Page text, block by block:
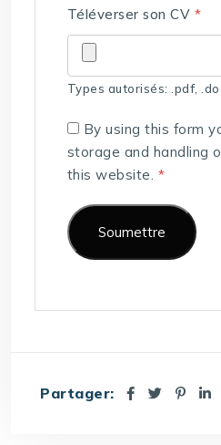
Téléverser son CV *
Types autorisés: .pdf,
By using this form
storage and handling
this website. *
Partager: